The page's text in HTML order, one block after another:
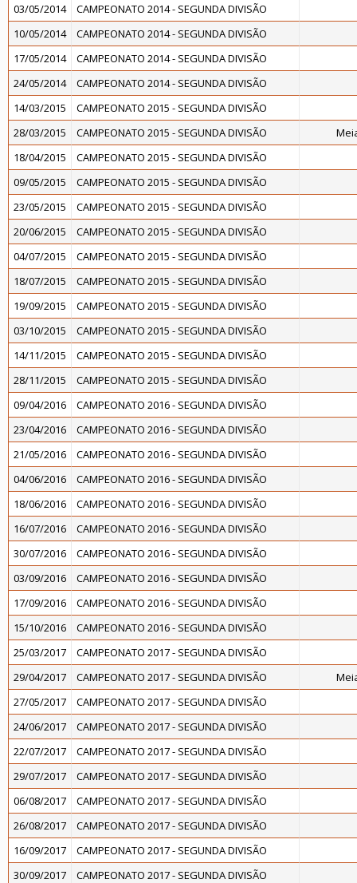
03/05/2014
CAMPEONATO 2014 - SEGUNDA DIVISÃO
10/05/2014
CAMPEONATO 2014 - SEGUNDA DIVISÃO
17/05/2014
CAMPEONATO 2014 - SEGUNDA DIVISÃO
24/05/2014
CAMPEONATO 2014 - SEGUNDA DIVISÃO
14/03/2015
CAMPEONATO 2015 - SEGUNDA DIVISÃO
28/03/2015
CAMPEONATO 2015 - SEGUNDA DIVISÃO
18/04/2015
CAMPEONATO 2015 - SEGUNDA DIVISÃO
09/05/2015
CAMPEONATO 2015 - SEGUNDA DIVISÃO
23/05/2015
CAMPEONATO 2015 - SEGUNDA DIVISÃO
20/06/2015
CAMPEONATO 2015 - SEGUNDA DIVISÃO
04/07/2015
CAMPEONATO 2015 - SEGUNDA DIVISÃO
18/07/2015
CAMPEONATO 2015 - SEGUNDA DIVISÃO
19/09/2015
CAMPEONATO 2015 - SEGUNDA DIVISÃO
03/10/2015
CAMPEONATO 2015 - SEGUNDA DIVISÃO
14/11/2015
CAMPEONATO 2015 - SEGUNDA DIVISÃO
28/11/2015
CAMPEONATO 2015 - SEGUNDA DIVISÃO
09/04/2016
CAMPEONATO 2016 - SEGUNDA DIVISÃO
23/04/2016
CAMPEONATO 2016 - SEGUNDA DIVISÃO
21/05/2016
CAMPEONATO 2016 - SEGUNDA DIVISÃO
04/06/2016
CAMPEONATO 2016 - SEGUNDA DIVISÃO
18/06/2016
CAMPEONATO 2016 - SEGUNDA DIVISÃO
16/07/2016
CAMPEONATO 2016 - SEGUNDA DIVISÃO
30/07/2016
CAMPEONATO 2016 - SEGUNDA DIVISÃO
03/09/2016
CAMPEONATO 2016 - SEGUNDA DIVISÃO
17/09/2016
CAMPEONATO 2016 - SEGUNDA DIVISÃO
15/10/2016
CAMPEONATO 2016 - SEGUNDA DIVISÃO
25/03/2017
CAMPEONATO 2017 - SEGUNDA DIVISÃO
29/04/2017
CAMPEONATO 2017 - SEGUNDA DIVISÃO
27/05/2017
CAMPEONATO 2017 - SEGUNDA DIVISÃO
24/06/2017
CAMPEONATO 2017 - SEGUNDA DIVISÃO
22/07/2017
CAMPEONATO 2017 - SEGUNDA DIVISÃO
29/07/2017
CAMPEONATO 2017 - SEGUNDA DIVISÃO
06/08/2017
CAMPEONATO 2017 - SEGUNDA DIVISÃO
26/08/2017
CAMPEONATO 2017 - SEGUNDA DIVISÃO
16/09/2017
CAMPEONATO 2017 - SEGUNDA DIVISÃO
30/09/2017
CAMPEONATO 2017 - SEGUNDA DIVISÃO